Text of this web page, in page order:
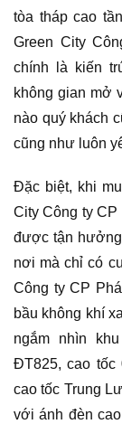
tòa tháp cao
Green City
chính là kiến
không gian mở
nào quý khách
cũng như luôn
Đặc biệt, khi
City Công ty
được tận
nơi mà chỉ có
Công ty CP
bầu không khí
ngắm nhìn
ĐT825, cao tốc
cao tốc Trung
với ánh đèn